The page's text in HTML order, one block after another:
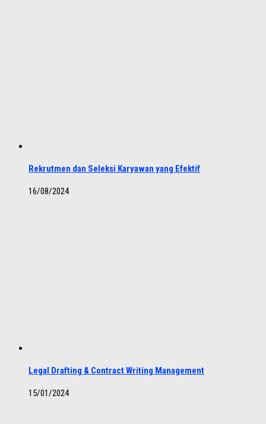
Rekrutmen dan Seleksi Karyawan yang Efektif
16/08/2024
Legal Drafting & Contract Writing Management
15/01/2024